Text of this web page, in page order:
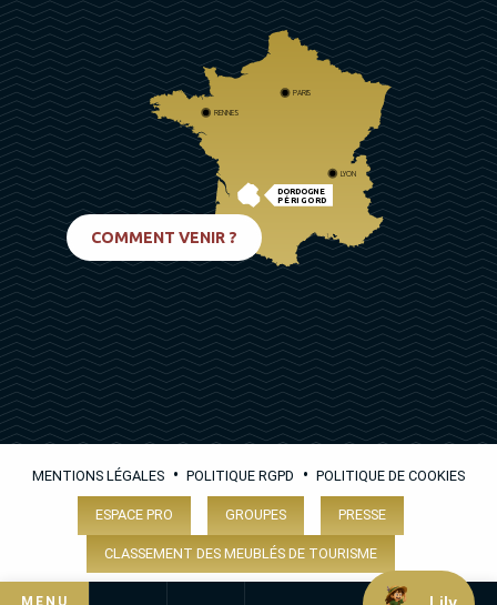
MENU
DORDOGNE
PÉRIGORD
PARIS
RENNES
LYON
COMMENT VENIR ?
MENTIONS LÉGALES • POLITIQUE RGPD • POLITIQUE DE COOKIES
ESPACE PRO GROUPES PRESSE
CLASSEMENT DES MEUBLÉS DE TOURISME